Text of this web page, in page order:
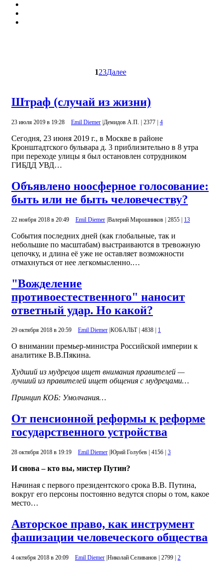
123Далее
Штраф (случай из жизни)
23 июля 2019 в 19:28 Emil Diemer |Демидов А.П. | 2377 | 4
Сегодня, 23 июня 2019 г., в Москве в районе
Кронштадтского бульвара д. 3 приблизительно в 8 утра
при переходе улицы я был остановлен сотрудником
ГИБДД УВД…
Объявлено ноосферное голосование:
быть или не быть человечеству?
22 ноября 2018 в 20:49 Emil Diemer |Валерий Мирошников | 2855 | 13
События последних дней (как глобальные, так и
небольшие по масштабам) выстраиваются в тревожную
цепочку, и длина её уже не оставляет возможности
отмахнуться от нее легкомысленно.…
"Вожделение
противоестественного" наносит
ответный удар. Но какой?
29 октября 2018 в 20:59 Emil Diemer КОБАЛЬТ 4838 1
О внимании премьер-министра Российской империи к
аналитике В.В.Пякина.
Худший из мудрецов ищет внимания правителей —
лучший из правителей ищет общения с мудрецами…
Принцип КОБ: Умолчания…
От пенсионной реформы к реформе
государственного устройства
28 октября 2018 в 19:19 Emil Diemer Юрий Голубев 4156 3
И снова – кто вы, мистер Путин?
Начиная с первого президентского срока В.В. Путина,
вокруг его персоны постоянно ведутся споры о том, какое
место…
Авторское право, как инструмент
фашизации человеческого общества
4 октября 2018 в 20:09 Emil Diemer Николай Селиванов 2799 2